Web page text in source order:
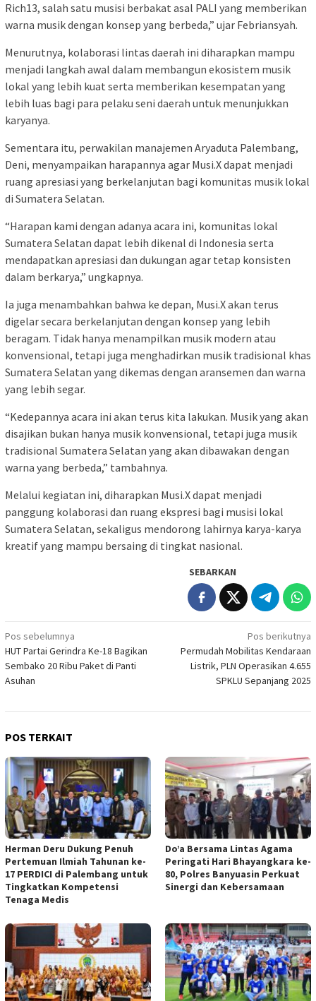
Rich13, salah satu musisi berbakat asal PALI yang memberikan
warna musik dengan konsep yang berbeda,” ujar Febriansyah.
Menurutnya, kolaborasi lintas daerah ini diharapkan mampu
menjadi langkah awal dalam membangun ekosistem musik
lokal yang lebih kuat serta memberikan kesempatan yang
lebih luas bagi para pelaku seni daerah untuk menunjukkan
karyanya.
Sementara itu, perwakilan manajemen Aryaduta Palembang,
Deni, menyampaikan harapannya agar Musi.X dapat menjadi
ruang apresiasi yang berkelanjutan bagi komunitas musik lokal
di Sumatera Selatan.
“Harapan kami dengan adanya acara ini, komunitas lokal
Sumatera Selatan dapat lebih dikenal di Indonesia serta
mendapatkan apresiasi dan dukungan agar tetap konsisten
dalam berkarya,” ungkapnya.
Ia juga menambahkan bahwa ke depan, Musi.X akan terus
digelar secara berkelanjutan dengan konsep yang lebih
beragam. Tidak hanya menampilkan musik modern atau
konvensional, tetapi juga menghadirkan musik tradisional khas
Sumatera Selatan yang dikemas dengan aransemen dan warna
yang lebih segar.
“Kedepannya acara ini akan terus kita lakukan. Musik yang akan
disajikan bukan hanya musik konvensional, tetapi juga musik
tradisional Sumatera Selatan yang akan dibawakan dengan
warna yang berbeda,” tambahnya.
Melalui kegiatan ini, diharapkan Musi.X dapat menjadi
panggung kolaborasi dan ruang ekspresi bagi musisi lokal
Sumatera Selatan, sekaligus mendorong lahirnya karya-karya
kreatif yang mampu bersaing di tingkat nasional.
SEBARKAN
Navigasi
pos
Pos sebelumnya
HUT Partai Gerindra Ke-18 Bagikan
Sembako 20 Ribu Paket di Panti
Asuhan
Pos berikutnya
Permudah Mobilitas Kendaraan
Listrik, PLN Operasikan 4.655
SPKLU Sepanjang 2025
POS TERKAIT
Herman Deru Dukung Penuh
Pertemuan Ilmiah Tahunan ke-
17 PERDICI di Palembang untuk
Tingkatkan Kompetensi
Tenaga Medis
Do’a Bersama Lintas Agama
Peringati Hari Bhayangkara ke-
80, Polres Banyuasin Perkuat
Sinergi dan Kebersamaan